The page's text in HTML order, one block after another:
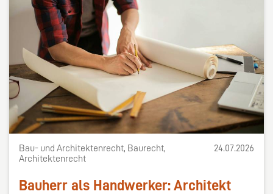
Bau- und Architektenrecht, Baurecht,
Architektenrecht
24.07.2026
Bauherr als Handwerker: Architekt